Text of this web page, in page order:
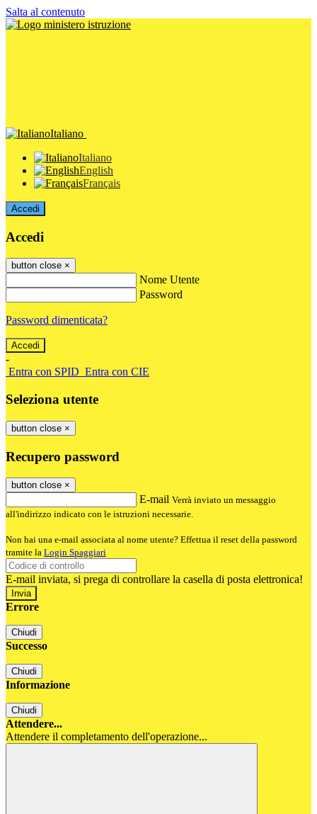
Salta al contenuto
Italiano
Italiano
English
Français
Accedi
Accedi
button close ×
Nome Utente
Password
Password dimenticata?
-
Entra con SPID Entra con CIE
Seleziona utente
button close ×
Recupero password
button close ×
E-mail Verrà inviato un messaggio
all'indirizzo indicato con le istruzioni necessarie.
Non hai una e-mail associata al nome utente? Effettua il reset della password
tramite la Login Spaggiari
E-mail inviata, si prega di controllare la casella di posta elettronica!
Errore
Chiudi
Successo
Chiudi
Informazione
Chiudi
Attendere...
Attendere il completamento dell'operazione...